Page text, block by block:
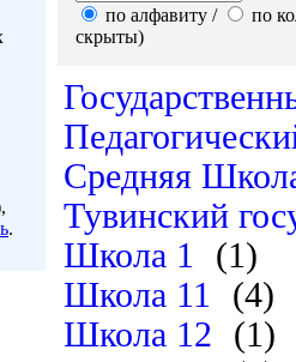
.
по алфавиту /
по
скрыты)
Средняя
Тувинский
Школа 1
(1)
Школа 11
(4)
Школа 12
(1)